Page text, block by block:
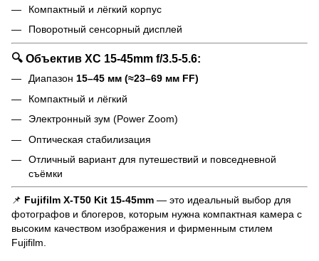
Компактный и лёгкий корпус
Поворотный сенсорный дисплей
🔍 Объектив XC 15-45mm f/3.5-5.6:
Диапазон 15–45 мм (≈23–69 мм FF)
Компактный и лёгкий
Электронный зум (Power Zoom)
Оптическая стабилизация
Отличный вариант для путешествий и повседневной
съёмки
📌 Fujifilm X-T50 Kit 15-45mm — это идеальный выбор для
фотографов и блогеров, которым нужна компактная камера с
высоким качеством изображения и фирменным стилем
Fujifilm.